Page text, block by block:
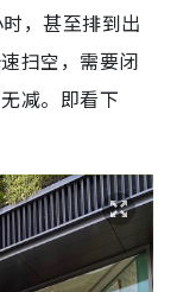
，甚至排到出
扫空，需要闭
减。即看下